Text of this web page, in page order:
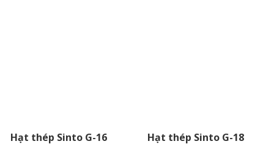
Hạt thép Sinto G-16 Hạt thép Sinto G-18